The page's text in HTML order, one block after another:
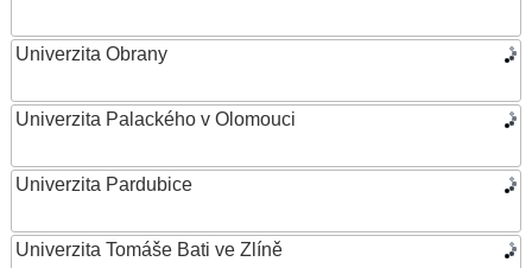
Univerzita Obrany
Univerzita Palackého v Olomouci
Univerzita Pardubice
Univerzita Tomáše Bati ve Zlíně